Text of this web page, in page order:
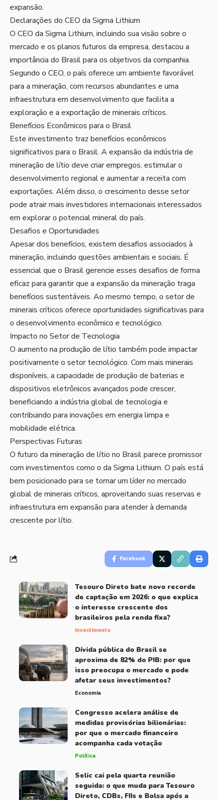
expansão.
Declarações do CEO da Sigma Lithium
O CEO da Sigma Lithium, incluindo sua visão sobre o
mercado e os planos futuros da empresa, destacou a
importância do Brasil para os objetivos da companhia.
Segundo o CEO, o país oferece um ambiente favorável
para a mineração, com recursos abundantes e uma
infraestrutura em desenvolvimento que facilita a
exploração e a exportação de minerais críticos.
Benefícios Econômicos para o Brasil
Este investimento traz benefícios econômicos
significativos para o Brasil. A expansão da indústria de
mineração de lítio deve criar empregos, estimular o
desenvolvimento regional e aumentar a receita com
exportações. Além disso, o crescimento desse setor
pode atrair mais investidores internacionais interessados
em explorar o potencial mineral do país.
Desafios e Oportunidades
Apesar dos benefícios, existem desafios associados à
mineração, incluindo questões ambientais e sociais. É
essencial que o Brasil gerencie esses desafios de forma
eficaz para garantir que a expansão da mineração traga
benefícios sustentáveis. Ao mesmo tempo, o setor de
minerais críticos oferece oportunidades significativas para
o desenvolvimento econômico e tecnológico.
Impacto no Setor de Tecnologia
O aumento na produção de lítio também pode impactar
positivamente o setor tecnológico. Com mais minerais
disponíveis, a capacidade de produção de baterias e
dispositivos eletrônicos avançados pode crescer,
beneficiando a indústria global de tecnologia e
contribuindo para inovações em energia limpa e
mobilidade elétrica.
Perspectivas Futuras
O futuro da mineração de lítio no Brasil parece promissor
com investimentos como o da Sigma Lithium. O país está
bem posicionado para se tornar um líder no mercado
global de minerais críticos, aproveitando suas reservas e
infraestrutura em expansão para atender à demanda
crescente por lítio.
Facebook
Tesouro Direto bate novo recorde
de captação em 2026: o que explica
o interesse crescente dos
brasileiros pela renda fixa?
Investimento
Dívida pública do Brasil se
aproxima de 82% do PIB: por que
isso preocupa o mercado e pode
afetar seus investimentos?
Economia
Congresso acelera análise de
medidas provisórias bilionárias:
por que o mercado financeiro
acompanha cada votação
Política
Selic cai pela quarta reunião
seguida: o que muda para Tesouro
Direto, CDBs, FIIs e Bolsa após a